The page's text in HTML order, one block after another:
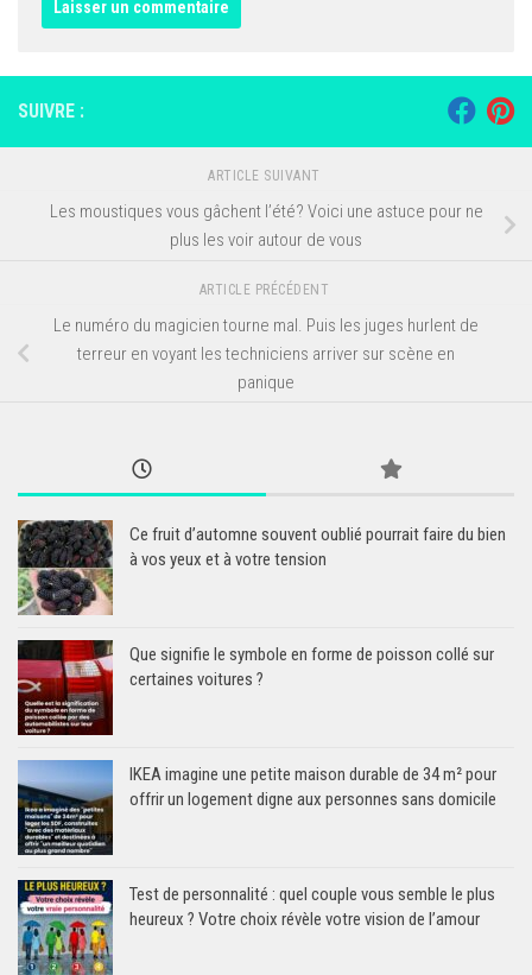
SUIVRE :
ARTICLE SUIVANT
Les moustiques vous gâchent l’été? Voici une astuce pour ne
plus les voir autour de vous
ARTICLE PRÉCÉDENT
Le numéro du magicien tourne mal. Puis les juges hurlent de
terreur en voyant les techniciens arriver sur scène en
panique
Ce fruit d’automne souvent oublié pourrait faire du bien
à vos yeux et à votre tension
Que signifie le symbole en forme de poisson collé sur
certaines voitures ?
IKEA imagine une petite maison durable de 34 m² pour
offrir un logement digne aux personnes sans domicile
Test de personnalité : quel couple vous semble le plus
heureux ? Votre choix révèle votre vision de l’amour